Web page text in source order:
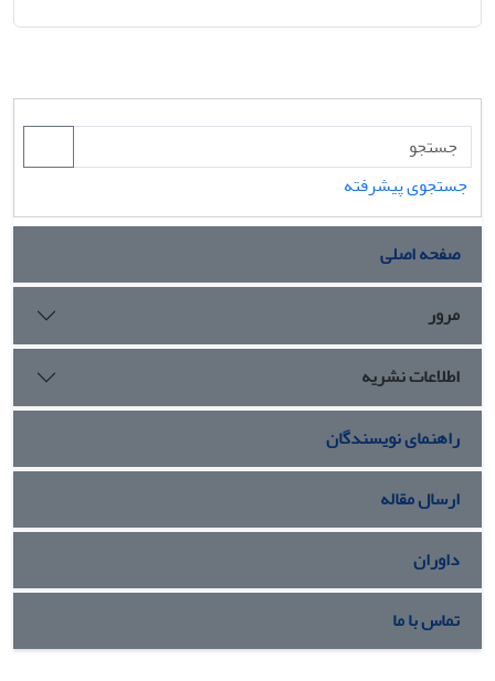
جستجوی پیشرفته
صفحه اصلی
مرور
اطلاعات نشریه
راهنمای نویسندگان
ارسال مقاله
داوران
تماس با ما